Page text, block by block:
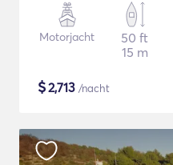
Motorjacht
50 ft
15 m
$2,713 /nacht